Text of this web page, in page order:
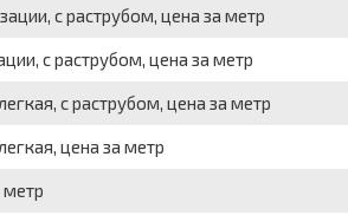
с раструбом, цена за метр
с раструбом, цена за метр
с раструбом, цена за метр
цена за метр
метр